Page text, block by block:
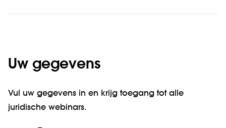
Uw gegevens
Vul uw gegevens in en krijg toegang tot alle
juridische webinars.